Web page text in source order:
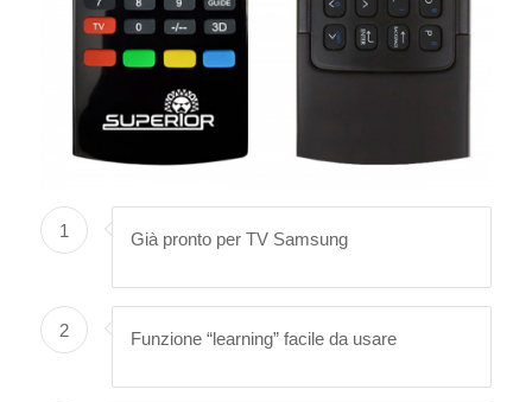
1 Già pronto per TV Samsung
2 Funzione “learning” facile da usare